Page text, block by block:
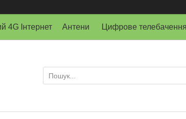
4G Інтернет Антени Цифрове телебачення